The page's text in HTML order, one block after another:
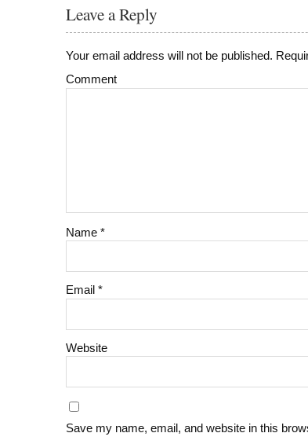
Leave a Reply
Your email address will not be published.
Comment
Name*
Email*
Website
Save my name, email, and website in this